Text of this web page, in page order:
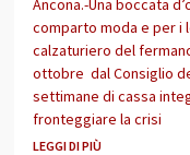
Ancona.-Una boccata
comparto moda e per i
calzaturiero del
ottobre dal Consiglio
settimane di cassa
fronteggiare la crisi
LEGGI DI PIÙ